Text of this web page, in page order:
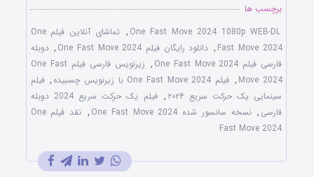
برچسب ها
One Fast Move 2024 1080p WEB-DL
,
تماشای آنلاین فیلم One
Fast Move 2024
, دانلود رایگان فیلم One Fast Move 2024 , دوبله
فارسی فیلم One Fast Move 2024
,
زیرنویس فارسی فیلم One Fast
Move 2024
, فیلم One Fast Move 2024 با زیرنویس چسبیده , فیلم
سینمایی یک حرکت سریع ۲۰۲۴
,
فیلم یک حرکت سریع 2024 دوبله
فارسی , نسخه سانسور شده One Fast Move 2024 ,
نقد فیلم One
Fast Move 2024